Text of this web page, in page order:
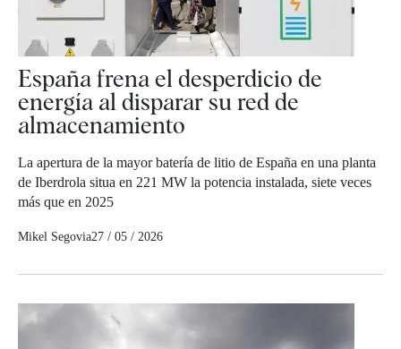
España frena el desperdicio de
energía al disparar su red de
almacenamiento
La apertura de la mayor batería de litio de España en una planta
de Iberdrola situa en 221 MW la potencia instalada, siete veces
más que en 2025
Mikel Segovia27 / 05 / 2026